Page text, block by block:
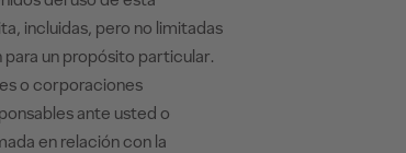
incluidas, pero no limitadas
un propósito particular.
o corporaciones
ante usted o
en relación con la